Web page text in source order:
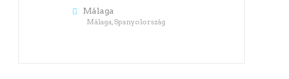
Málaga
Málaga, Spanyolország